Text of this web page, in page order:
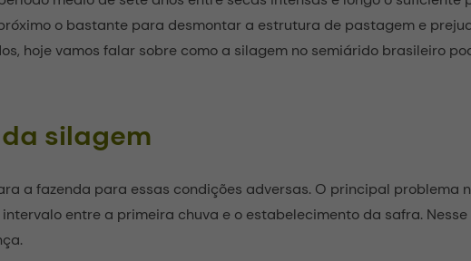
o bastante para desmontar a estrutura de pastagem e
hoje vamos falar sobre como a silagem no semiárido brasileiro
silagem
a fazenda para essas condições adversas. O principal problema
entre a primeira chuva e o estabelecimento da safra. Nesse